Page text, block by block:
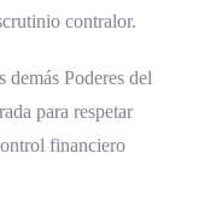
contralor.
Poderes del
para respetar
financiero